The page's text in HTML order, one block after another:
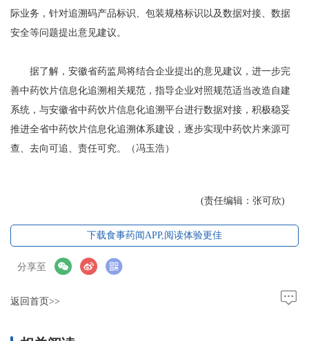
际业务，针对追溯码产品标识、包装规格标识以及数据对接、数据
安全等问题提出意见建议。
据了解，安徽省药监局将结合企业提出的意见建议，进一步完
善中药饮片信息化追溯相关规范，指导企业对照规范适当改造自建
系统，与安徽省中药饮片信息化追溯平台进行数据对接，积极稳妥
推进全省中药饮片信息化追溯体系建设，逐步实现中药饮片来源可
查、去向可追、责任可究。（冯玉浩）
(责任编辑：张可欣)
下载食事药闻APP,阅读体验更佳
分享至
返回首页>>